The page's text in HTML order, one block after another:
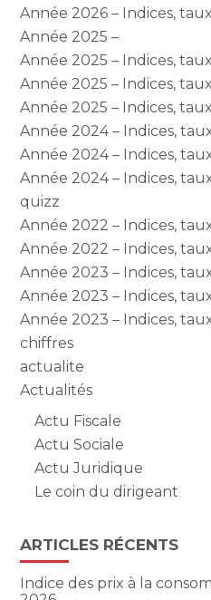
Année 2026 – Indices,
Année 2025 –
Année 2025 – Indices,
Année 2025 – Indices,
Année 2025 – Indices,
Année 2024 – Indices,
Année 2024 – Indices,
Année 2024 – Indices,
quizz
Année 2022 – Indices,
Année 2022 – Indices,
Année 2023 – Indices,
Année 2023 – Indices,
Année 2023 – Indices,
chiffres
actualite
Actualités
Actu Fiscale
Actu Sociale
Actu Juridique
Le coin du dirigeant
ARTICLES RÉCENTS
Indice des prix à la